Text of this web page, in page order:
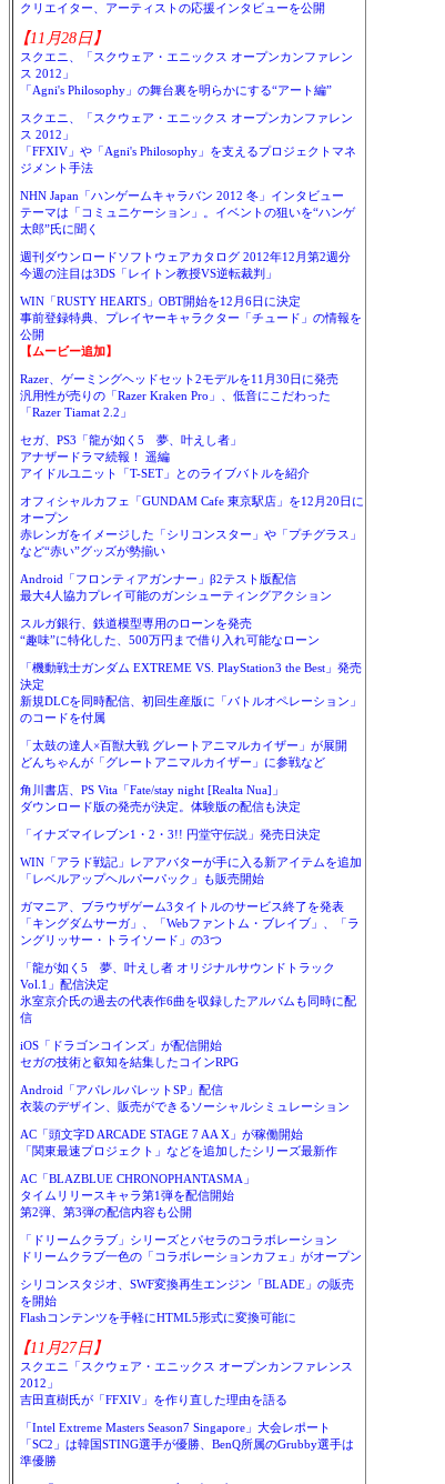
クリエイター、アーティストの応援インタビューを公開
【11月28日】
スクエニ、「スクウェア・エニックス オープンカンファレン
ス 2012」
「Agni's Philosophy」の舞台裏を明らかにする“アート編”
スクエニ、「スクウェア・エニックス オープンカンファレン
ス 2012」
「FFXIV」や「Agni's Philosophy」を支えるプロジェクトマネ
ジメント手法
NHN Japan「ハンゲームキャラバン 2012 冬」インタビュー
テーマは「コミュニケーション」。イベントの狙いを“ハンゲ
太郎”氏に聞く
週刊ダウンロードソフトウェアカタログ 2012年12月第2週分
今週の注目は3DS「レイトン教授VS逆転裁判」
WIN「RUSTY HEARTS」OBT開始を12月6日に決定
事前登録特典、プレイヤーキャラクター「チュード」の情報を
公開
【ムービー追加】
Razer、ゲーミングヘッドセット2モデルを11月30日に発売
汎用性が売りの「Razer Kraken Pro」、低音にこだわった
「Razer Tiamat 2.2」
セガ、PS3「龍が如く5 夢、叶えし者」
アナザードラマ続報！ 遥編
アイドルユニット「T-SET」とのライブバトルを紹介
オフィシャルカフェ「GUNDAM Cafe 東京駅店」を12月20日に
オープン
赤レンガをイメージした「シリコンスター」や「プチグラス」
など“赤い”グッズが勢揃い
Android「フロンティアガンナー」β2テスト版配信
最大4人協力プレイ可能のガンシューティングアクション
スルガ銀行、鉄道模型専用のローンを発売
“趣味”に特化した、500万円まで借り入れ可能なローン
「機動戦士ガンダム EXTREME VS. PlayStation3 the Best」発売
決定
新規DLCを同時配信、初回生産版に「バトルオペレーション」
のコードを付属
「太鼓の達人×百獣大戦 グレートアニマルカイザー」が展開
どんちゃんが「グレートアニマルカイザー」に参戦など
角川書店、PS Vita「Fate/stay night [Realta Nua]」
ダウンロード版の発売が決定。体験版の配信も決定
「イナズマイレブン1・2・3!! 円堂守伝説」発売日決定
WIN「アラド戦記」レアアバターが手に入る新アイテムを追加
「レベルアップヘルパーパック」も販売開始
ガマニア、ブラウザゲーム3タイトルのサービス終了を発表
「キングダムサーガ」、「Webファントム・ブレイブ」、「ラ
ングリッサー・トライソード」の3つ
「龍が如く5 夢、叶えし者 オリジナルサウンドトラック
Vol.1」配信決定
氷室京介氏の過去の代表作6曲を収録したアルバムも同時に配
信
iOS「ドラゴンコインズ」が配信開始
セガの技術と叡知を結集したコインRPG
Android「アパレルパレットSP」配信
衣装のデザイン、販売ができるソーシャルシミュレーション
AC「頭文字D ARCADE STAGE 7 AA X」が稼働開始
「関東最速プロジェクト」などを追加したシリーズ最新作
AC「BLAZBLUE CHRONOPHANTASMA」
タイムリリースキャラ第1弾を配信開始
第2弾、第3弾の配信内容も公開
「ドリームクラブ」シリーズとパセラのコラボレーション
ドリームクラブ一色の「コラボレーションカフェ」がオープン
シリコンスタジオ、SWF変換再生エンジン「BLADE」の販売
を開始
Flashコンテンツを手軽にHTML5形式に変換可能に
【11月27日】
スクエニ「スクウェア・エニックス オープンカンファレンス
2012」
吉田直樹氏が「FFXIV」を作り直した理由を語る
「Intel Extreme Masters Season7 Singapore」大会レポート
「SC2」は韓国STING選手が優勝、BenQ所属のGrubby選手は
準優勝